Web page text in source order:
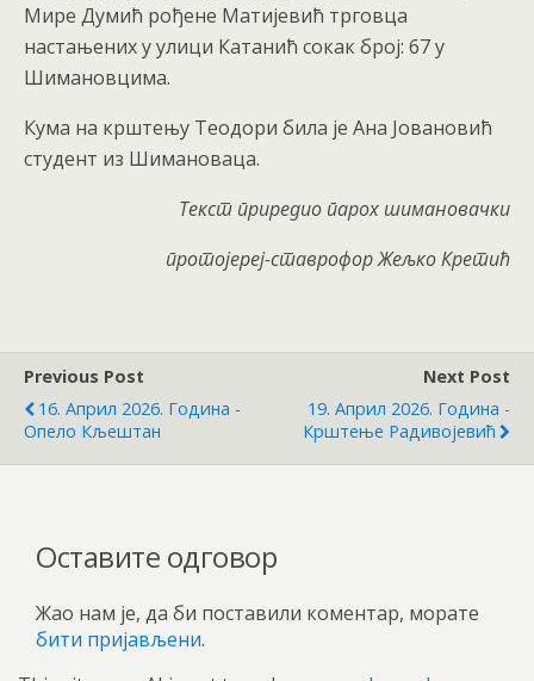
Мире Думић рођене Матијевић трговца
настањених у улици Катанић сокак број: 67 у
Шимановцима.
Кума на крштењу Теодори била је Ана Јовановић
студент из Шимановаца.
Текст приредио парох шимановачки
протојереј-ставрофор Жељко Кретић
Previous Post
16. Април 2026. Година -
Опело Кљештан
Next Post
19. Април 2026. Година -
Крштење Радивојевић
Оставите одговор
Жао нам је, да би поставили коментар, морате
бити пријављени.